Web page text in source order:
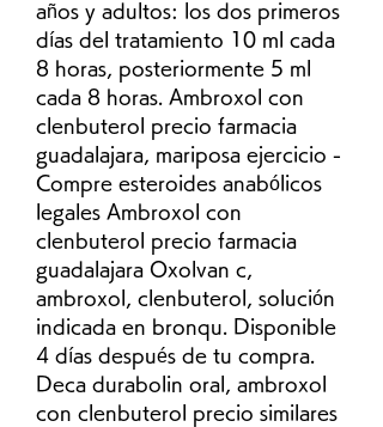
años y adultos: los dos primeros
días del tratamiento 10 ml cada
8 horas, posteriormente 5 ml
cada 8 horas. Ambroxol con
clenbuterol precio farmacia
guadalajara, mariposa ejercicio -
Compre esteroides anabólicos
legales Ambroxol con
clenbuterol precio farmacia
guadalajara Oxolvan c,
ambroxol, clenbuterol, solución
indicada en bronqu. Disponible
4 días después de tu compra.
Deca durabolin oral, ambroxol
con clenbuterol precio similares